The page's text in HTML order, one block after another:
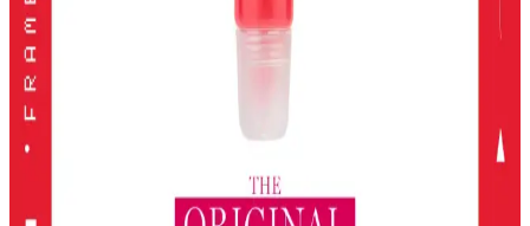
2024'te öne çıkan yüksek pigmentasyon ve geniş renk
seçenekleriyle en iyi far paletleri, kalıcılık ve çok yönlülük sunarak
makyajda fark yaratmanızı sağlar.
KIKO Unlimited Blush: Doğal Görünüm İçin Kalıcı
ve Hafif Allık Seçeneği
KIKO'nun Unlimited Blush allığı, kalıcı, hafif ve doğal görünüm
sağlayan pembe tonlarıyla günlük makyajda ideal, pratik ve uygun
fiyatlı bir seçenek.